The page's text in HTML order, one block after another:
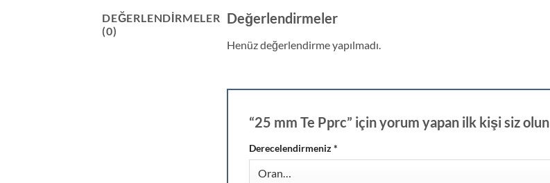
DEĞERLENDIRMELER
(0)
Değerlendirmeler
Henüz değerlendirme yapılmadı.
“25 mm Te Pprc” için yorum yapan ilk kişi siz olun
Derecelendirmeniz*